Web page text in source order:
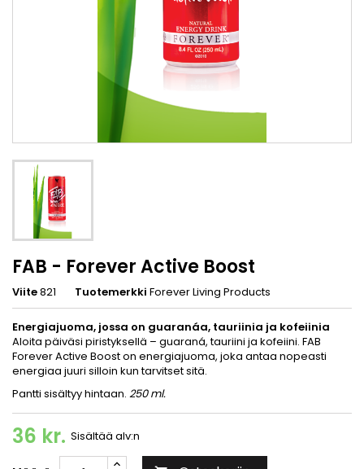
FAB - Forever Active Boost
Viite821 Tuotemerkki Forever Living Products
Energiajuoma, jossa on guaranáa, tauriinia ja kofeiinia
Aloita päiväsi piristyksellä – guaraná, tauriini ja kofeiini. FAB
Forever Active Boost on energiajuoma, joka antaa nopeasti
energiaa juuri silloin kun tarvitset sitä.
Pantti sisältyy hintaan. 250 ml.
36 kr. Sisältää alv:n